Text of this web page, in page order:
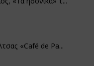
«Café de Pa...